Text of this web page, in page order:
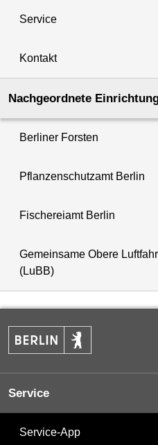
Service
Kontakt
Nachgeordnete
Berliner Forsten
Pflanzenschutzamt Berlin
Fischereiamt Berlin
Gemeinsame Obere
(LuBB)
Service
Service-App